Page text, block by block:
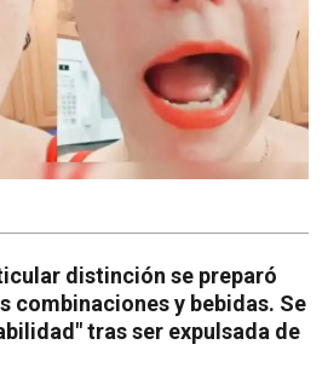
distinción se preparó
combinaciones y bebidas. Se
tras ser expulsada de